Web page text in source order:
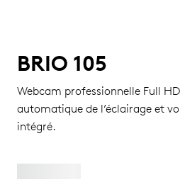
BRIO 105
Webcam professionnelle Full
automatique de l’éclairage et
intégré.